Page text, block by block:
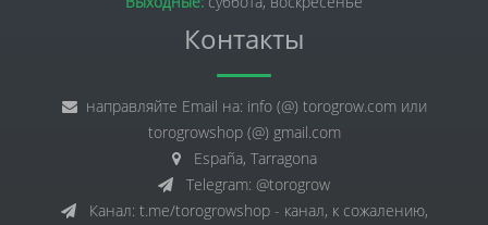
Контакты
направляйте Email на: info (@) torogrow.com или
torogrowshop (@) gmail.com
España, Tarragona
Telegram: @torogrow
Канал: t.me/torogrowshop - канал, к сожалению,